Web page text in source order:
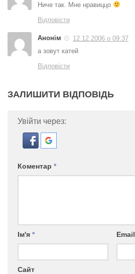
Ниче так. Мне нравиццо
Відповісти
Анонім
12.12.2006 о 09:37
а зовут катей
Відповісти
ЗАЛИШИТИ ВІДПОВІДЬ
Увійти через:
Коментар *
Ім'я * Email
Сайт